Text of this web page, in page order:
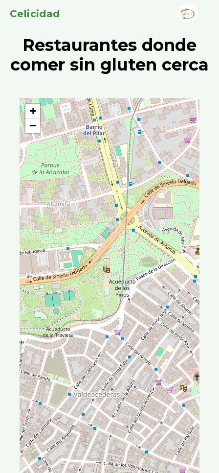
Celicidad
Restaurantes donde
comer sin gluten cerca
+
−